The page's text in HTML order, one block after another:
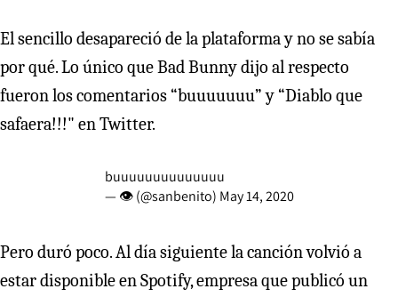
El sencillo desapareció de la plataforma y no se sabía
por qué. Lo único que Bad Bunny dijo al respecto
fueron los comentarios “buuuuuuu” y “Diablo que
safaera!!!" en Twitter.
buuuuuuuuuuuuuu
— 👁 (@sanbenito) May 14, 2020
Pero duró poco. Al día siguiente la canción volvió a
estar disponible en Spotify, empresa que publicó un